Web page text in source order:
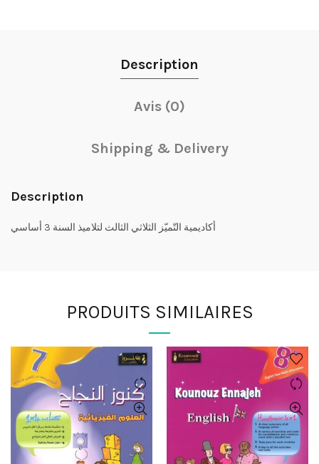
Description
Avis (0)
Shipping & Delivery
Description
أكاديمية التّميّز الثلاثي الثالث لتلاميذ السنة 3 أساسي
PRODUITS SIMILAIRES